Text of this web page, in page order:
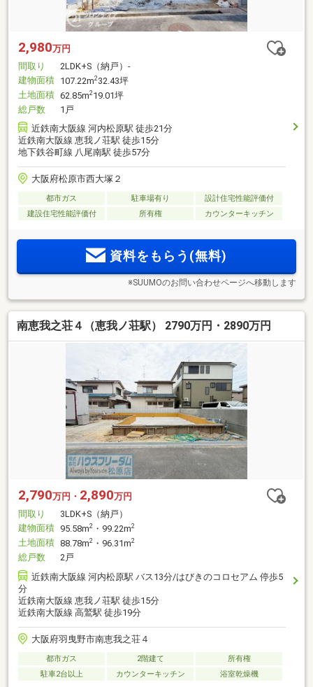
2,980万円
間取り
2LDK+S（納戸）-
建物面積 107.22m2 32.43坪
土地面積 62.85m2 19.01坪
総戸数
1戸
近鉄南大阪線 河内松原駅 徒歩21分
近鉄南大阪線 恵我ノ荘駅 徒歩15分
地下鉄谷町線 八尾南駅 徒歩57分
大阪府松原市西大塚２
都市ガス 駐車場有り
設計住宅性能評価付
建設住宅性能評価付
所有権 カウンターキッチン
資料をもらう(無料)
※SUUMOのお問い合わせページへ移動します
南恵我之荘４（恵我ノ荘駅） 2790万円・2890万円
2,790万円・ 2,890万円
間取り
3LDK+S（納戸）
建物面積 95.58m2 ・99.22m2
土地面積 88.78m2 ・96.31m2
総戸数
2戸
近鉄南大阪線 河内松原駅 バス13分/はびきのコロセアム 停歩5
分
近鉄南大阪線 恵我ノ荘駅 徒歩15分
近鉄南大阪線 高鷲駅 徒歩19分
大阪府羽曳野市南恵我之荘４
都市ガス 2階建て
所有権
駐車2台以上
カウンターキッチン 浴室乾燥機